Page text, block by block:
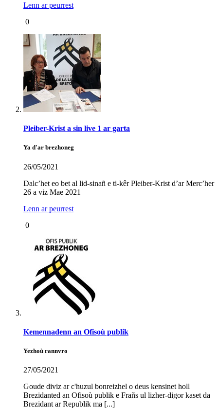
Lenn ar peurrest
0
Pleiber-Krist a sin live 1 ar garta
Ya d'ar brezhoneg
26/05/2021
Dalc’het eo bet al lid-sinañ e ti-kêr Pleiber-Krist d’ar Merc’her
26 a viz Mae 2021
Lenn ar peurrest
0
Kemennadenn an Ofisoù publik
Yezhoù rannvro
27/05/2021
Goude diviz ar c'huzul bonreizhel o deus kensinet holl
Brezidanted an Ofisoù publik e Frañs ul lizher-digor kaset da
Brezidant ar Republik ma [...]